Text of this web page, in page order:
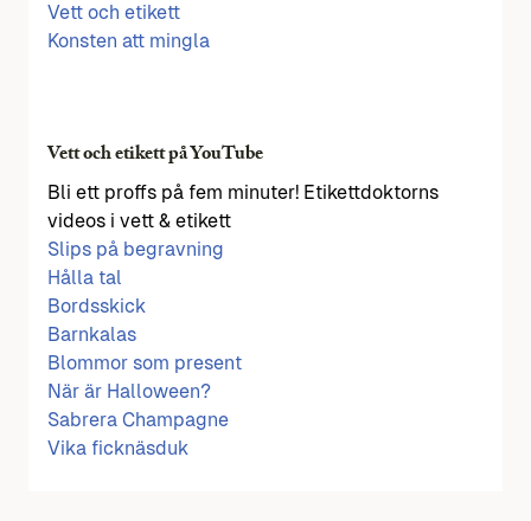
Vett och etikett
Konsten att mingla
Vett och etikett på YouTube
Bli ett proffs på fem minuter! Etikettdoktorns
videos i vett & etikett
Slips på begravning
Hålla tal
Bordsskick
Barnkalas
Blommor som present
När är Halloween?
Sabrera Champagne
Vika ficknäsduk